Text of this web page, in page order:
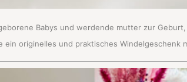
Babys und werdende mutterzur Geburt,
ein originelles und praktisches Windelgeschenk